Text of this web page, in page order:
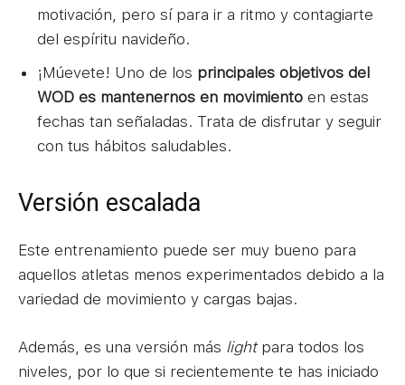
motivación, pero sí para ir a ritmo y contagiarte
del espíritu navideño.
¡Múevete! Uno de los principales objetivos del
WOD es mantenernos en movimiento en estas
fechas tan señaladas. Trata de disfrutar y seguir
con tus hábitos saludables.
Versión escalada
Este entrenamiento puede ser muy bueno para
aquellos atletas menos experimentados debido a la
variedad de movimiento y cargas bajas.
Además, es una versión más lightpara todos los
niveles, por lo que si recientemente te has iniciado